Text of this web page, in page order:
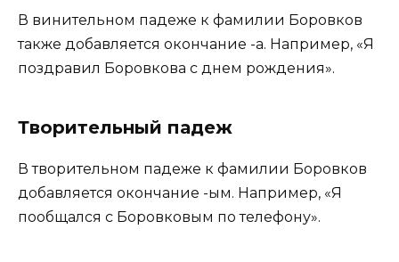
В винительном падеже к фамилии Боровков
также добавляется окончание -а. Например, «Я
поздравил Боровкова с днем рождения».
Творительный падеж
В творительном падеже к фамилии Боровков
добавляется окончание -ым. Например, «Я
пообщался с Боровковым по телефону».